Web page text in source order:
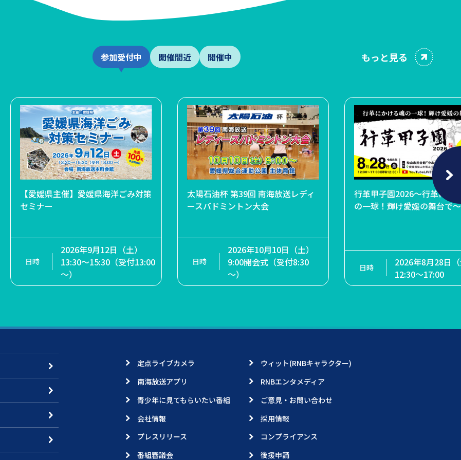
参加受付中 開催間近 開催中 もっと見る
【愛媛県主催】愛媛県海洋ごみ対策
セミナー
2026年9月12日（土）
13:30～15:30（受付13:00
～）
太陽石油杯 第39回 南海放送レディ
ースバドミントン大会
2026年10月10日（土）
9:00開会式（受付8:30
～）
行革甲子園2026～行革にか
の一球！輝け愛媛の舞台で～
2026年8月28日
12:30～17:00
障がい者芸術文化祭 パラアートえ
ひめ2026 パラアート×グルメフ
2026年10月24日（土）・
10月25日（日）
半﨑美子「地球へ～ピアノコンサー
ト～」
2026年10月3日（土）4日
（日）24日（土）25日
（日）14:00～
爆笑！！お笑いフェスin松山
①12:45開演（
場）②16:15開演
開場）
石村嘉成展 いきものだいす
2026えひめー
2026年7月18日（土
月23日（水・祝）
18:00（最終入場
定点ライブカメラ
ウィット(RNBキャラクター)
南海放送アプリ
RNBエンタメディア
青少年に見てもらいたい番組
ご意見・お問い合わせ
会社情報
採用情報
プレスリリース
コンプライアンス
番組審議会
後援申請